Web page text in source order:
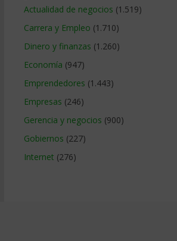
Actualidad de negocios (1.519)
Carrera y Empleo (1.710)
Dinero y finanzas (1.260)
Economía (947)
Emprendedores (1.443)
Empresas (246)
Gerencia y negocios (900)
Gobiernos (227)
Internet (276)